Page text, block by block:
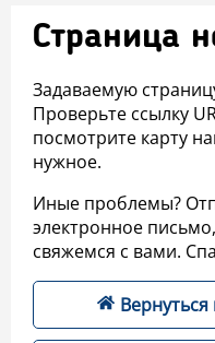
Страница
Задаваемую
Проверьте ссылку
посмотрите карту
нужное.
Иные проблемы?
электронное
свяжемся с вами.